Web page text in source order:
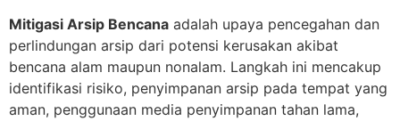
Mitigasi Arsip Bencana adalah upaya pencegahan dan
perlindungan arsip dari potensi kerusakan akibat
bencana alam maupun nonalam. Langkah ini mencakup
identifikasi risiko, penyimpanan arsip pada tempat yang
aman, penggunaan media penyimpanan tahan lama,